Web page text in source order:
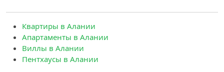
Квартиры в Алании
Апартаменты в Алании
Виллы в Алании
Пентхаусы в Алании